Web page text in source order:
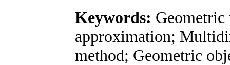
Keywords:
approximation;
method; Geometric